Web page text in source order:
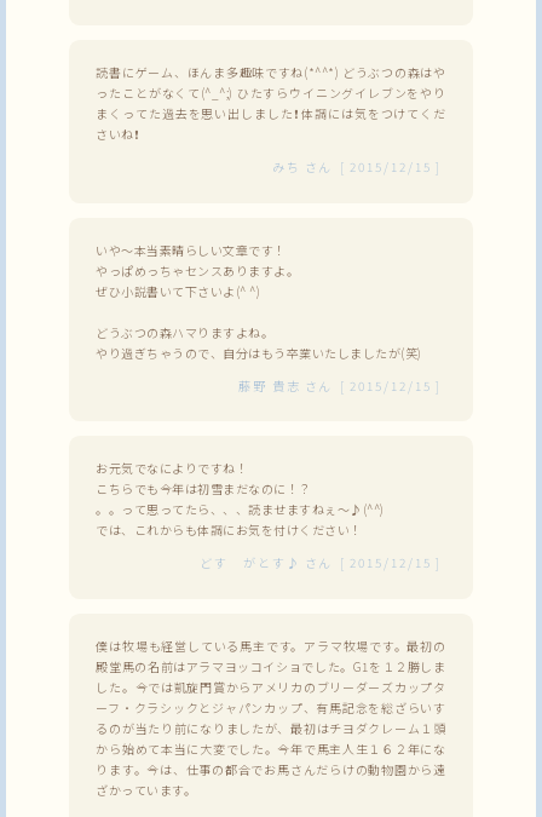
読書にゲーム、ほんま多趣味ですね(*^^*) どうぶつの森はや
ったことがなくて(^_^;) ひたすらウイニングイレブンをやり
まくってた過去を思い出しました❗ 体調には気をつけてくだ
さいね❗
みち さん [ 2015/12/15 ]
いや〜本当素晴らしい文章です！
やっぱめっちゃセンスありますよ。
ぜひ小説書いて下さいよ(^ ^)
どうぶつの森ハマりますよね。
やり過ぎちゃうので、自分はもう卒業いたしましたが(笑)
藤野 貴志 さん [ 2015/12/15 ]
お元気でなによりですね！
こちらでも今年は初雪まだなのに！？
。。って思ってたら、、、読ませますねぇ～♪(^^)
では、これからも体調にお気を付けください！
どす がとす♪ さん [ 2015/12/15 ]
僕は牧場も経営している馬主です。アラマ牧場です。最初の
殿堂馬の名前はアラマヨッコイショでした。G1を１２勝しま
した。今では凱旋門賞からアメリカのブリーダーズカップタ
ーフ・クラシックとジャパンカップ、有馬記念を総ざらいす
るのが当たり前になりましたが、最初はチヨダクレーム１頭
から始めて本当に大変でした。今年で馬主人生１６２年にな
ります。今は、仕事の都合でお馬さんだらけの動物園から遠
ざかっています。